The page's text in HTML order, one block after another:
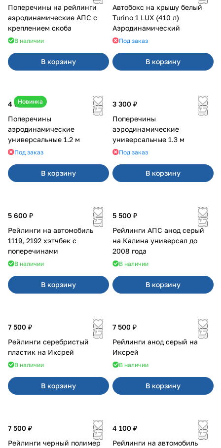
Поперечины на рейлинги
аэродинамические АПС с
креплением скоба
В наличии
В корзину
Автобокс на крышу белый
Turino 1 LUX (410 л)
Аэродинамический
Под заказ
В корзину
Новинка
4 800 ₽
Поперечины
аэродинамические
универсальные 1.2 м
Под заказ
В корзину
3 300 ₽
Поперечины
аэродинамические
универсальные 1.3 м
Под заказ
В корзину
5 600 ₽
Рейлинги на автомобиль
1119, 2192 хэтчбек с
поперечинами
В наличии
В корзину
5 500 ₽
Рейлинги АПС анод серый
на Калина универсал до
2008 года
В наличии
В корзину
7 500 ₽
Рейлинги серебристый
пластик на Иксрей
В наличии
В корзину
7 500 ₽
Рейлинги анод серый на
Иксрей
В наличии
В корзину
7 500 ₽
Рейлинги черный полимер
4 100 ₽
Рейлинги на автомобиль